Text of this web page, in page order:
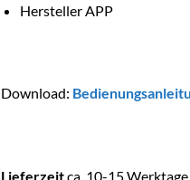
Hersteller APP
Download:
Lieferzeitca. 10-15 Werktage